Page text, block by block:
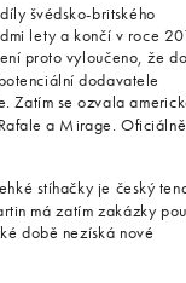
švédsko-britského
lety a končí v roce
proto vyloučeno, že
dodavatele
Zatím se ozvala
a Mirage.
stíhačky je český
má zatím zakázky
době nezíská nové